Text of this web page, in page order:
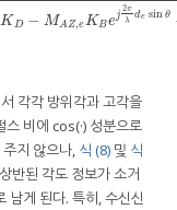
K D − MAZ,eKBe j
2π
λ
de sin θ
각각 방위각과 고각을
비에 cos(·) 성분으로
지 않으나, 식 (8) 및 식
반된 각도 정보가 소거
남게 된다. 특히, 수신신